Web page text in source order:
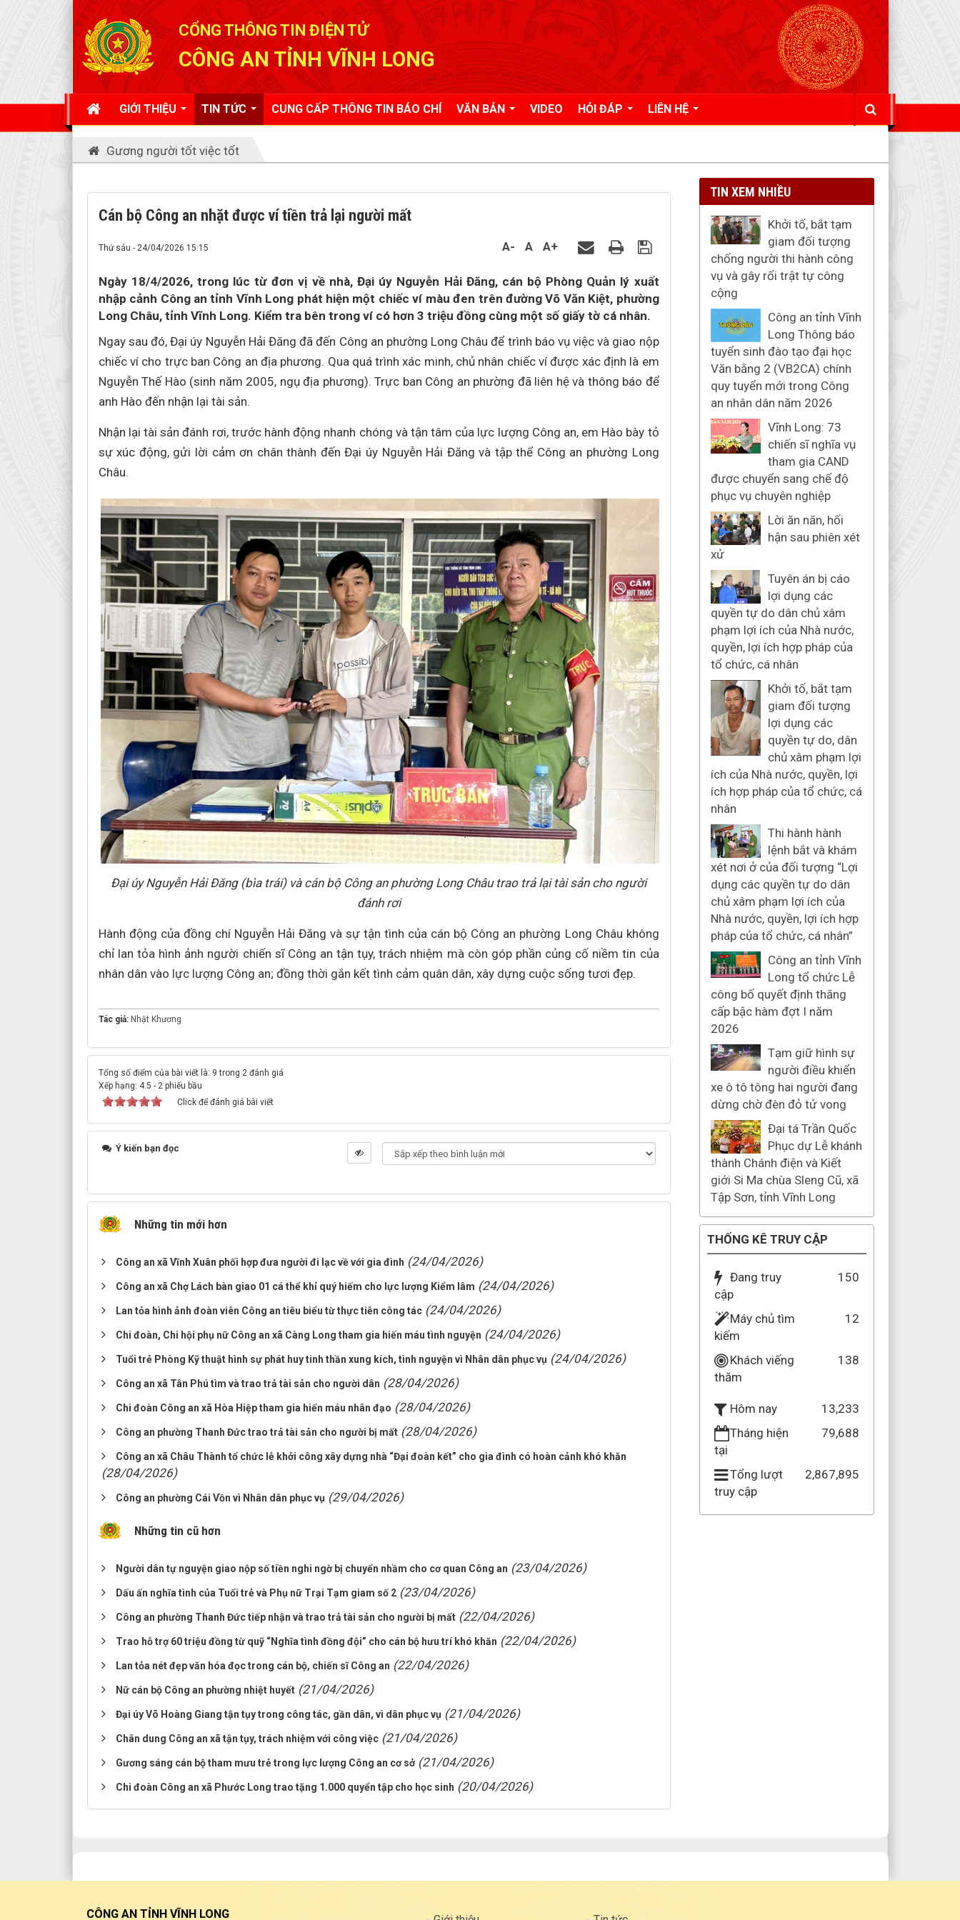
CỔNG THÔNG TIN ĐIỆN TỬ
CÔNG AN TỈNH VĨNH LONG
GIỚI THIỆU TIN TỨC CUNG CẤP THÔNG TIN BÁO CHÍ VĂN BẢN VIDEO HỎI ĐÁP LIÊN HỆ
Gương người tốt việc tốt
Cán bộ Công an nhặt được ví tiền trả lại người mất
Thứ sáu - 24/04/2026 15:15 A- A A+
Ngày 18/4/2026, trong lúc từ đơn vị về nhà, Đại úy Nguyễn Hải Đăng, cán bộ Phòng Quản lý xuất
nhập cảnh Công an tỉnh Vĩnh Long phát hiện một chiếc ví màu đen trên đường Võ Văn Kiệt, phường
Long Châu, tỉnh Vĩnh Long. Kiểm tra bên trong ví có hơn 3 triệu đồng cùng một số giấy tờ cá nhân.
Ngay sau đó, Đại úy Nguyễn Hải Đăng đã đến Công an phường Long Châu để trình báo vụ việc và giao nộp
chiếc ví cho trực ban Công an địa phương. Qua quá trình xác minh, chủ nhân chiếc ví được xác định là em
Nguyễn Thế Hào (sinh năm 2005, ngụ địa phương). Trực ban Công an phường đã liên hệ và thông báo để
anh Hào đến nhận lại tài sản.
Nhận lại tài sản đánh rơi, trước hành động nhanh chóng và tận tâm của lực lượng Công an, em Hào bày tỏ
sự xúc động, gửi lời cảm ơn chân thành đến Đại úy Nguyễn Hải Đăng và tập thể Công an phường Long
Châu.
Đại úy Nguyễn Hải Đăng (bìa trái) và cán bộ Công an phường Long Châu trao trả lại tài sản cho người
đánh rơi
Hành động của đồng chí Nguyễn Hải Đăng và sự tận tình của cán bộ Công an phường Long Châu không
chỉ lan tỏa hình ảnh người chiến sĩ Công an tận tụy, trách nhiệm mà còn góp phần củng cố niềm tin của
nhân dân vào lực lượng Công an; đồng thời gắn kết tình cảm quân dân, xây dựng cuộc sống tươi đẹp.
Tác giả: Nhật Khương
Tổng số điểm của bài viết là: 9 trong 2 đánh giá
Xếp hạng: 4.5 - 2phiếu bầu
Click để đánh giá bài viết
Ý kiến bạn đọc
Những tin mới hơn
Công an xã Vĩnh Xuân phối hợp đưa người đi lạc về với gia đình (24/04/2026)
Công an xã Chợ Lách bàn giao 01 cá thể khỉ quý hiếm cho lực lượng Kiểm lâm (24/04/2026)
Lan tỏa hình ảnh đoàn viên Công an tiêu biểu từ thực tiễn công tác (24/04/2026)
Chi đoàn, Chi hội phụ nữ Công an xã Càng Long tham gia hiến máu tình nguyện (24/04/2026)
Tuổi trẻ Phòng Kỹ thuật hình sự phát huy tinh thần xung kích, tình nguyện vì Nhân dân phục vụ (24/04/2026)
Công an xã Tân Phú tìm và trao trả tài sản cho người dân (28/04/2026)
Chi đoàn Công an xã Hòa Hiệp tham gia hiến máu nhân đạo (28/04/2026)
Công an phường Thanh Đức trao trả tài sản cho người bị mất (28/04/2026)
Công an xã Châu Thành tổ chức lễ khởi công xây dựng nhà “Đại đoàn kết” cho gia đình có hoàn cảnh khó khăn
(28/04/2026)
Công an phường Cái Vồn vì Nhân dân phục vụ (29/04/2026)
Những tin cũ hơn
Người dân tự nguyện giao nộp số tiền nghi ngờ bị chuyển nhầm cho cơ quan Công an (23/04/2026)
Dấu ấn nghĩa tình của Tuổi trẻ và Phụ nữ Trại Tạm giam số 2 (23/04/2026)
Công an phường Thanh Đức tiếp nhận và trao trả tài sản cho người bị mất (22/04/2026)
Trao hỗ trợ 60 triệu đồng từ quỹ “Nghĩa tình đồng đội” cho cán bộ hưu trí khó khăn (22/04/2026)
Lan tỏa nét đẹp văn hóa đọc trong cán bộ, chiến sĩ Công an (22/04/2026)
Nữ cán bộ Công an phường nhiệt huyết (21/04/2026)
Đại úy Võ Hoàng Giang tận tụy trong công tác, gần dân, vì dân phục vụ (21/04/2026)
Chân dung Công an xã tận tụy, trách nhiệm với công việc (21/04/2026)
Gương sáng cán bộ tham mưu trẻ trong lực lượng Công an cơ sở (21/04/2026)
Chi đoàn Công an xã Phước Long trao tặng 1.000 quyển tập cho học sinh (20/04/2026)
TIN XEM NHIỀU
Khởi tố, bắt tạm
giam đối tượng
chống người thi hành công
vụ và gây rối trật tự công
cộng
Công an tỉnh Vĩnh
Long Thông báo
tuyển sinh đào tạo đại học
Văn bằng 2 (VB2CA) chính
quy tuyển mới trong Công
an nhân dân năm 2026
Vĩnh Long: 73
chiến sĩ nghĩa vụ
tham gia CAND
được chuyển sang chế độ
phục vụ chuyên nghiệp
Lời ăn năn, hối
hận sau phiên xét
xử
Tuyên án bị cáo
lợi dụng các
quyền tự do dân chủ xâm
phạm lợi ích của Nhà nước,
quyền, lợi ích hợp pháp của
tổ chức, cá nhân
Khởi tố, bắt tạm
giam đối tượng
lợi dụng các
quyền tự do, dân
chủ xâm phạm lợi
ích của Nhà nước, quyền, lợi
ích hợp pháp của tổ chức, cá
nhân
Thi hành hành
lệnh bắt và khám
xét nơi ở của đối tượng “Lợi
dụng các quyền tự do dân
chủ xâm phạm lợi ích của
Nhà nước, quyền, lợi ích hợp
pháp của tổ chức, cá nhân”
Công an tỉnh Vĩnh
Long tổ chức Lễ
công bố quyết định thăng
cấp bậc hàm đợt I năm
2026
Tạm giữ hình sự
người điều khiển
xe ô tô tông hai người đang
dừng chờ đèn đỏ tử vong
Đại tá Trần Quốc
Phục dự Lễ khánh
thành Chánh điện và Kiết
giới Si Ma chùa Sleng Cũ, xã
Tập Sơn, tỉnh Vĩnh Long
THỐNG KÊ TRUY CẬP
Đang truy
cập
150
Máy chủ tìm
kiếm
12
Khách viếng
thăm
138
Hôm nay
13,233
Tháng hiện
tại
79,688
Tổng lượt
truy cập
2,867,895
CÔNG AN TỈNH VĨNH LONG